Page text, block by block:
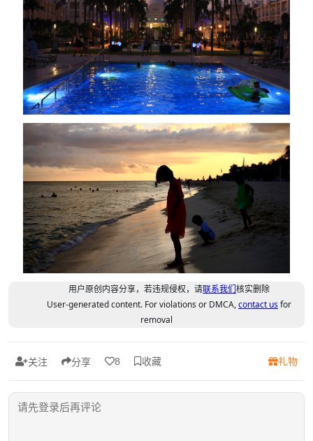
用户原创内容分享，若违规侵权，请联系我们核实删除
User-generated content. For violations or DMCA,contact usfor
removal
关注 分享 8 收藏 礼物